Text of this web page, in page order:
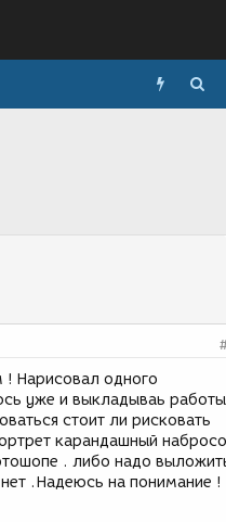
Нарисовал одного
уже и выкладываь работы
стоит ли рисковать
карандашный
. либо надо
.Надеюсь на понимание !